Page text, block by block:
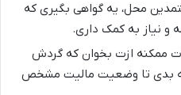
محل، یه گواهی بگیری که
و نیاز به کمک داری.
ممکنه ازت بخوان که گردش
بدی تا وضعیت مالیت مشخص